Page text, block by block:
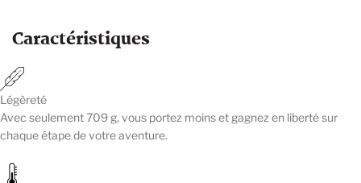
Caractéristiques
Légèreté
Avec seulement 709 g, vous portez moins et gagnez en liberté sur
chaque étape de votre aventure.